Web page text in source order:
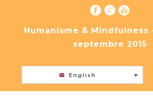
Humanisme & Mindfulness -
septembre 2015
English